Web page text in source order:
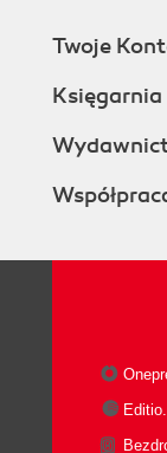
Twoje
Księgarnia